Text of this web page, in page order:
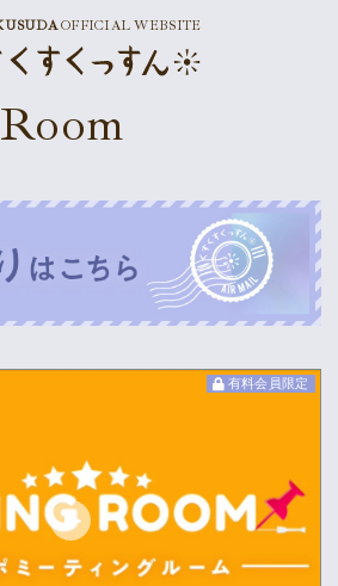
OFFICIAL WEBSITE
有料会員限定